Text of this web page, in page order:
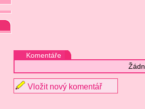
Komentáře
Vložit nový komentář